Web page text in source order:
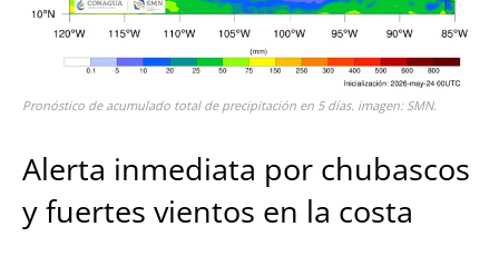
Pronóstico de acumulado total de precipitación en 5 días. imagen: SMN.
Alerta inmediata por chubascos
y fuertes vientos en la costa